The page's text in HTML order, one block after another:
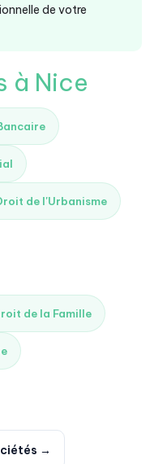
de votre
à Nice
de l'Urbanisme
de la Famille
→